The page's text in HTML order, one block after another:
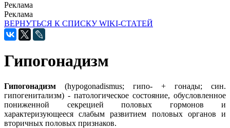
Реклама
Реклама
ВЕРНУТЬСЯ К СПИСКУ WIKI-СТАТЕЙ
Гипогонадизм
Гипогонадизм (hypogonadismus; гипо- + гонады; син.
гипогенитализм) - патологическое состояние, обусловленное
пониженной секрецией половых гормонов и
характеризующееся слабым развитием половых органов и
вторичных половых признаков.